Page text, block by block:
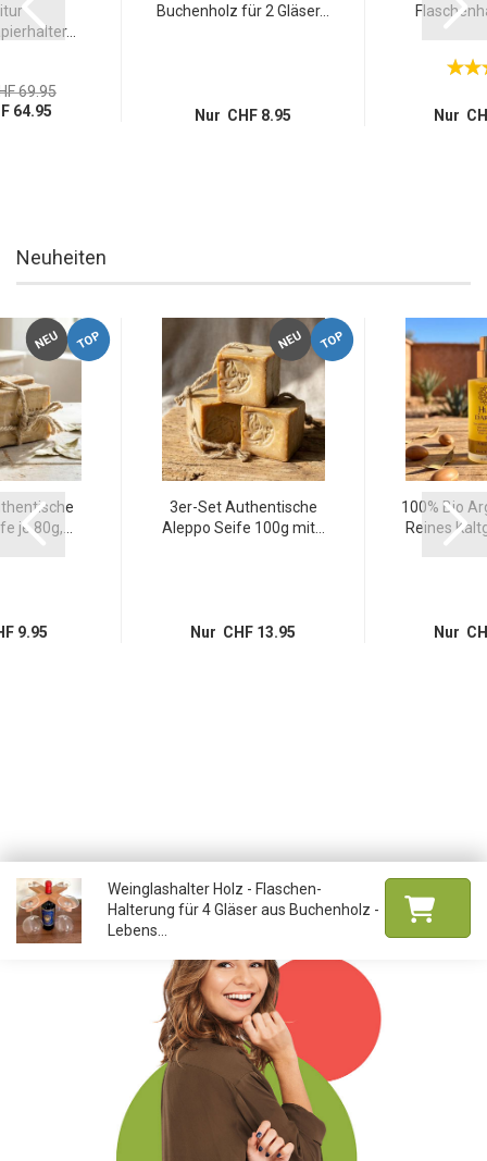
-
69.95
64.95
Buchenholz für 2 Gläser...
Nur CHF 8.95 Nur
Neuheiten
NEU TOP
je 80g,...
9.95
NEU TOP
3er-Set Authentische
Aleppo Seife 100g mit...
Nur CHF 13.95
100% Bio
Reines
Nur
Weinglashalter Holz - Flaschen-
Halterung für 4 Gläser aus Buchenholz -
Lebens...